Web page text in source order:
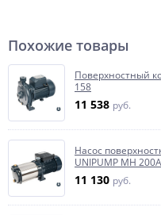
Похожие товары
Поверхностный
158
11 538 руб.
Насос
UNIPUMP MH 200A
11 130 руб.